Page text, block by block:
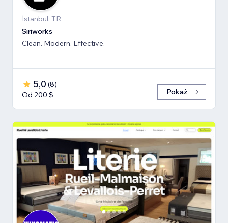
İstanbul, TR
Siriworks
Clean. Modern. Effective.
5,0 (8)
Od 200 $
Pokaż